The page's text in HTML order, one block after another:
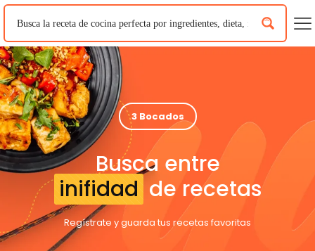
3 Bocados
Busca entre
inifidad de recetas
Regístrate y guarda tus recetas favoritas